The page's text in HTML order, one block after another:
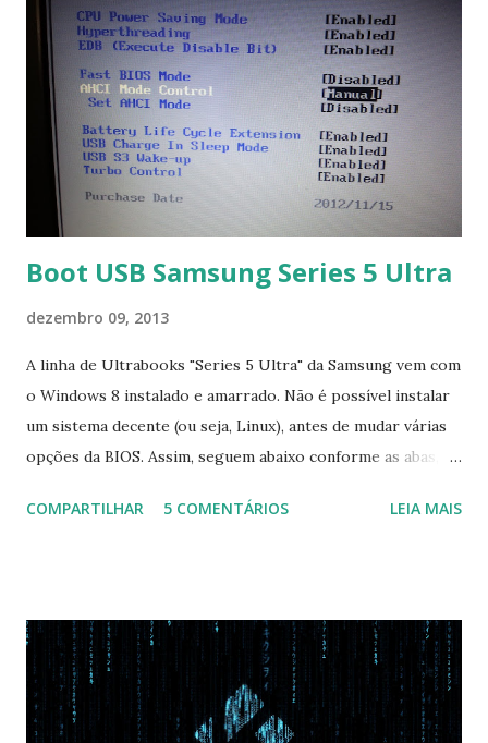
Boot USB Samsung Series 5 Ultra
dezembro 09, 2013
A linha de Ultrabooks "Series 5 Ultra" da Samsung vem com
o Windows 8 instalado e amarrado. Não é possível instalar
um sistema decente (ou seja, Linux), antes de mudar várias
opções da BIOS. Assim, seguem abaixo conforme as abas, a
Na inicialização aperte F2 para acessar a BIOS e então faça
com Win, deixe essa opção no Auto ) Set AHCI Mode ->
Disabled USB S3 Wake-up -> Enabled Boot: Secure Boot ->
Disabled OS Mode Selection -> UEFI and CSM OS (Essa
opção garante boot com Win e Linux) Boot > Boot Priority
COMPARTILHAR 5 COMENTÁRIOS LEIA MAIS